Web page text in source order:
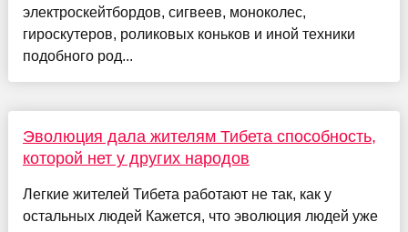
электроскейтбордов, сигвеев, моноколес,
гироскутеров, роликовых коньков и иной техники
подобного род...
Эволюция дала жителям Тибета способность,
которой нет у других народов
Легкие жителей Тибета работают не так, как у
остальных людей Кажется, что эволюция людей уже